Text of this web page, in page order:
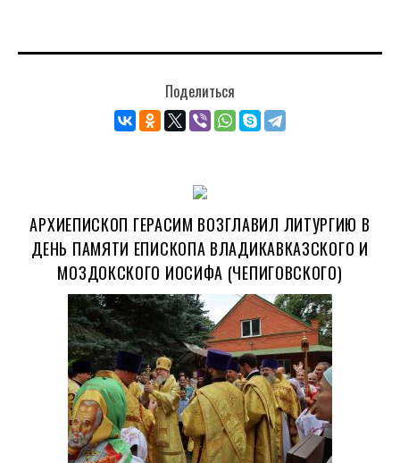
Поделиться
АРХИЕПИСКОП ГЕРАСИМ ВОЗГЛАВИЛ ЛИТУРГИЮ В
ДЕНЬ ПАМЯТИ ЕПИСКОПА ВЛАДИКАВКАЗСКОГО И
МОЗДОКСКОГО ИОСИФА (ЧЕПИГОВСКОГО)